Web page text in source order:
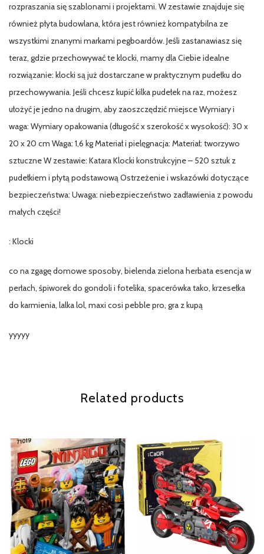
rozpraszania się szablonami i projektami. W zestawie znajduje się
również płyta budowlana, która jest również kompatybilna ze
wszystkimi znanymi markami pegboardów. Jeśli zastanawiasz się
teraz, gdzie przechowywać te klocki, mamy dla Ciebie idealne
rozwiązanie: klocki są już dostarczane w praktycznym pudełku do
przechowywania. Jeśli chcesz kupić kilka pudełek na raz, możesz
ułożyć je jedno na drugim, aby zaoszczędzić miejsce Wymiary i
waga: Wymiary opakowania (długość x szerokość x wysokość): 30 x
20 x 20 cm Waga: 1,6 kg Materiał i pielęgnacja: Materiał: tworzywo
sztuczne W zestawie: Katara Klocki konstrukcyjne – 520 sztuk z
pudełkiem i płytą podstawową Ostrzeżenie i wskazówki dotyczące
bezpieczeństwa: Uwaga: niebezpieczeństwo zadławienia z powodu
małych części!
: Klocki
co na zgagę domowe sposoby, bielenda zielona herbata esencja w
perłach, śpiworek do gondoli i fotelika, spacerówka tako, krzesełka
do karmienia, lalka lol, maxi cosi pebble pro, gra z kupą
yyyyy
Related products